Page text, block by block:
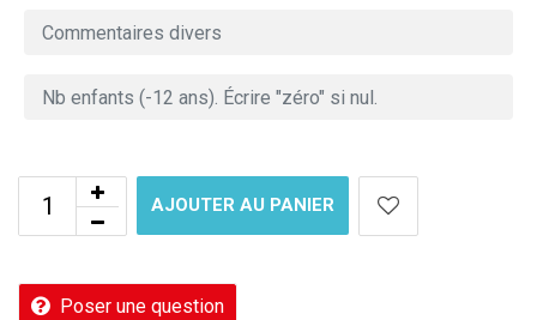
AJOUTER AU PANIER
Poser une question